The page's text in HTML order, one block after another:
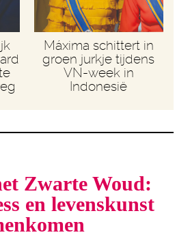
Máxima schittert in
groen jurkje tijdens
VN-week in
Indonesië
Zwarte Woud:
en levenskunst